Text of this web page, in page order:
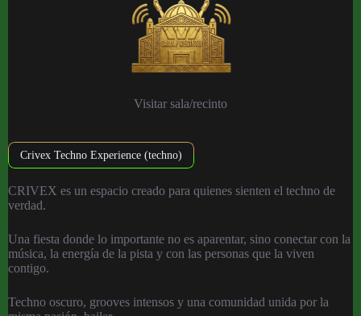
Visitar sala/recinto
Crivex Techno Experience (techno)
CRIVEX es un espacio creado para quienes sienten el techno de
verdad.
Una fiesta donde lo importante no es aparentar, sino conectar con la
música, la energía de la pista y con las personas que la viven
contigo.
Techno oscuro, grooves intensos y una comunidad unida por la